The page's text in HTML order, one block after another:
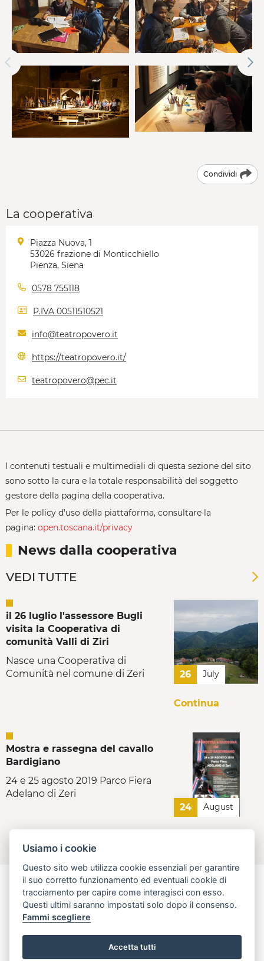
Condividi
La cooperativa
Piazza Nuova, 1
53026 frazione di Monticchiello
Pienza, Siena
0578 755118
P.IVA 00511510521
info@teatropovero.it
https://teatropovero.it/
teatropovero@pec.it
I contenuti testuali e multimediali di questa sezione del sito
sono sotto la cura e la totale responsabilità del soggetto
gestore della pagina della cooperativa.
Per le policy d'uso della piattaforma, consultare la
pagina: open.toscana.it/privacy
News dalla cooperativa
VEDI TUTTE
26 July
il 26 luglio l'assessore Bugli
visita la Cooperativa di
comunità Valli di Ziri
Nasce una Cooperativa di
Comunità nel comune di Zeri
Continua
24 August
Mostra e rassegna del cavallo
Bardigiano
24 e 25 agosto 2019 Parco Fiera
Adelano di Zeri
aperta, innovativa, online
politiche del credito e turismo
info@open.toscana.it
Usiamo i cookie
Questo sito web utilizza cookie essenziali per garantire
il suo corretto funzionamento ed eventuali cookie di
tracciamento per capire come interagisci con esso.
Questi ultimi saranno impostati solo dopo il consenso.
Fammi scegliere
Accetta tutti